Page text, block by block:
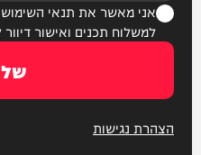
אני מאשר את תנאי השימוש
למשלוח תכנים ואישור
הצהרת נגישות